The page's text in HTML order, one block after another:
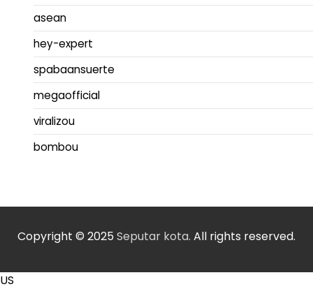
asean
hey-expert
spabaansuerte
megaofficial
viralizou
bombou
Copyright © 2025 Seputar kota. All rights reserved.
US